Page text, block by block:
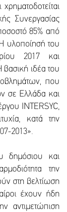
Συνεργασίας
85% από
υλοποίησή του
2017 και
βασική ιδέα του
που
σε Ελλάδα και
INTERSYC,
κατά την
2013».
δημόσιου και
την
στη βελτίωση
έχουν ήδη
αντιμετώπιση